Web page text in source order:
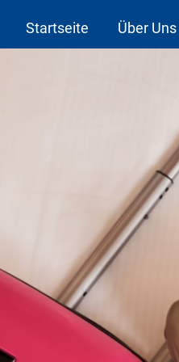
Startseite Über Uns